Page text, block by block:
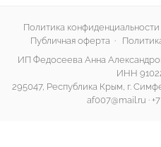
Политика конфиденциальности
Публичная оферта ·
ИП Федосеева Анна
ИНН
295047, Республика Крым, г.
af007@mail.ru ·